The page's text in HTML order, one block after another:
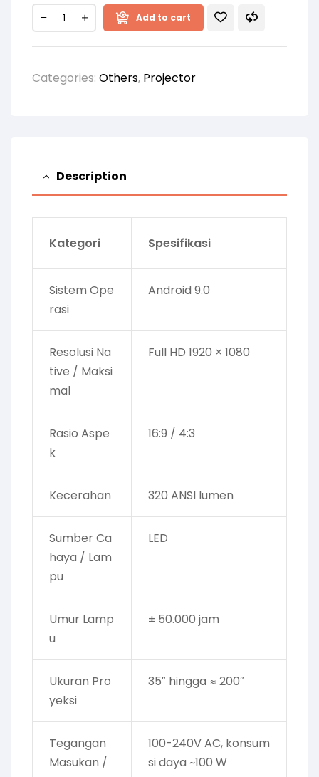
Add to cart
Categories: Others, Projector
Description
Kategori Spesifikasi
Sistem Ope
rasi
Android 9.0
Resolusi Na
tive / Maksi
mal
Full HD 1920 × 1080
Rasio Aspe
k
16:9 / 4:3
Kecerahan 320 ANSI lumen
Sumber Ca
haya / Lam
pu
LED
Umur Lamp
u
± 50.000 jam
Ukuran Pro
yeksi
35″ hingga ≈ 200″
Tegangan
Masukan /
100-240V AC, konsum
si daya ~100 W